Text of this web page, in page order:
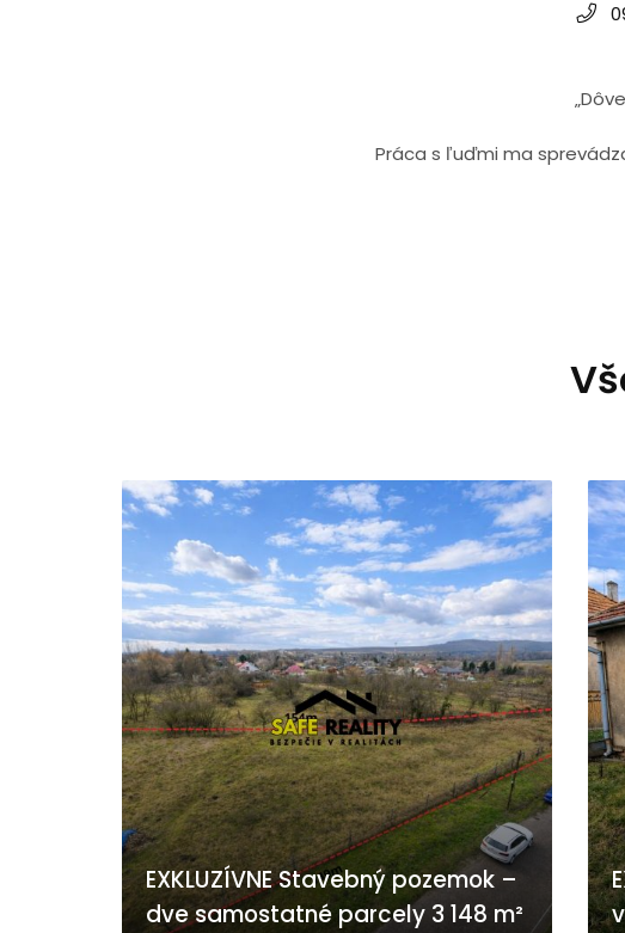
Práca s ľuďmi ma
EXKLUZÍVNE Stavebný pozemok –
dve samostatné parcely 3 148 m²